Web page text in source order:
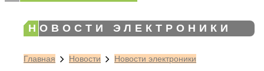
НОВОСТИ ЭЛЕКТРОНИКИ
Главная Новости Новости электроники